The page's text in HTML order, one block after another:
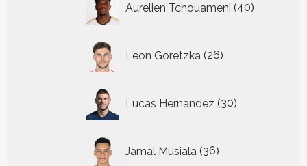
Aurelien Tchouameni 40
producten
Leon Goretzka 26
producten
Lucas Hernandez 30
producten
Jamal Musiala 36
producten